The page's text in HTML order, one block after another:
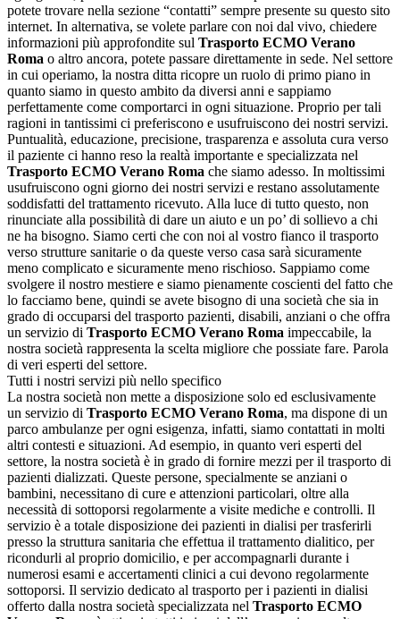
potete trovare nella sezione “contatti” sempre presente su questo sito
internet. In alternativa, se volete parlare con noi dal vivo, chiedere
informazioni più approfondite sul Trasporto ECMO Verano
Roma o altro ancora, potete passare direttamente in sede. Nel settore
in cui operiamo, la nostra ditta ricopre un ruolo di primo piano in
quanto siamo in questo ambito da diversi anni e sappiamo
perfettamente come comportarci in ogni situazione. Proprio per tali
ragioni in tantissimi ci preferiscono e usufruiscono dei nostri servizi.
Puntualità, educazione, precisione, trasparenza e assoluta cura verso
il paziente ci hanno reso la realtà importante e specializzata nel
Trasporto ECMO Verano Roma che siamo adesso. In moltissimi
usufruiscono ogni giorno dei nostri servizi e restano assolutamente
soddisfatti del trattamento ricevuto. Alla luce di tutto questo, non
rinunciate alla possibilità di dare un aiuto e un po’ di sollievo a chi
ne ha bisogno. Siamo certi che con noi al vostro fianco il trasporto
verso strutture sanitarie o da queste verso casa sarà sicuramente
meno complicato e sicuramente meno rischioso. Sappiamo come
svolgere il nostro mestiere e siamo pienamente coscienti del fatto che
lo facciamo bene, quindi se avete bisogno di una società che sia in
grado di occuparsi del trasporto pazienti, disabili, anziani o che offra
un servizio di Trasporto ECMO Verano Roma impeccabile, la
nostra società rappresenta la scelta migliore che possiate fare. Parola
di veri esperti del settore.
Tutti i nostri servizi più nello specifico
La nostra società non mette a disposizione solo ed esclusivamente
un servizio di Trasporto ECMO Verano Roma, ma dispone di un
parco ambulanze per ogni esigenza, infatti, siamo contattati in molti
altri contesti e situazioni. Ad esempio, in quanto veri esperti del
settore, la nostra società è in grado di fornire mezzi per il trasporto di
pazienti dializzati. Queste persone, specialmente se anziani o
bambini, necessitano di cure e attenzioni particolari, oltre alla
necessità di sottoporsi regolarmente a visite mediche e controlli. Il
servizio è a totale disposizione dei pazienti in dialisi per trasferirli
presso la struttura sanitaria che effettua il trattamento dialitico, per
ricondurli al proprio domicilio, e per accompagnarli durante i
numerosi esami e accertamenti clinici a cui devono regolarmente
sottoporsi. Il servizio dedicato al trasporto per i pazienti in dialisi
offerto dalla nostra società specializzata nel Trasporto ECMO